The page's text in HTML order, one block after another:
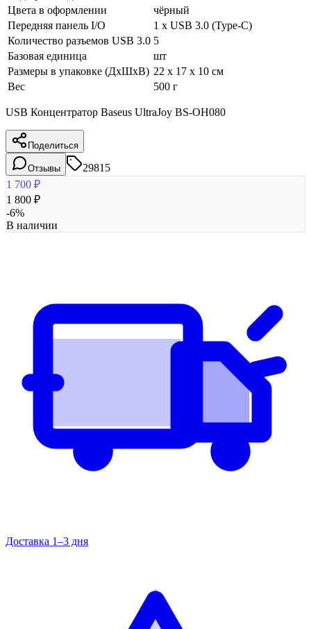
Цвета в оформлении
чёрный
Передняя панель I/O
1 x USB 3.0 (Type-C)
Количество разъемов USB 3.0 5
Базовая единица
шт
Размеры в упаковке (ДхШхВ) 22 x 17 x 10 см
Вес
500 г
USB Концентратор Baseus UltraJoy BS-OH080
Поделиться
Отзывы
29815
1 700 ₽
1 800 ₽
-6%
В наличии
Доставка 1–3 дня